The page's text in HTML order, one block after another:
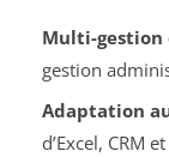
Multi-gestion
gestion
Adaptation
d’Excel, CRM